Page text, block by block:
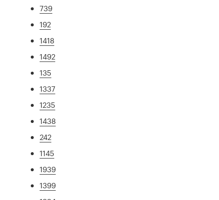
739
192
1418
1492
135
1337
1235
1438
242
1145
1939
1399